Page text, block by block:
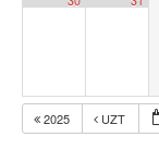
2025 UZT